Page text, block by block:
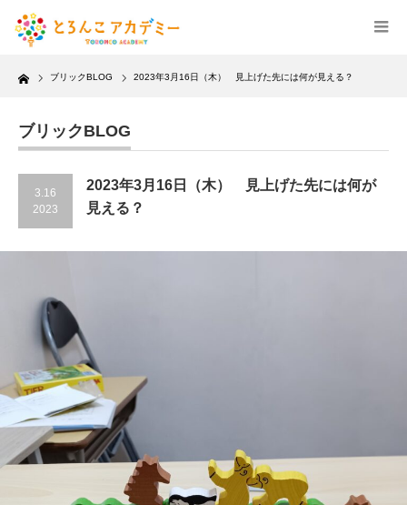
Home ブリックBLOG 2023年3月16日（木） 見上げた先には何が見える？
ブリックBLOG
3.16
2023
2023年3月16日（木） 見上げた先には何が
見える？